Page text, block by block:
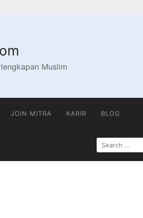
Muslim
JOIN MITRA KARIR BLOG
SEARCH
FOR: